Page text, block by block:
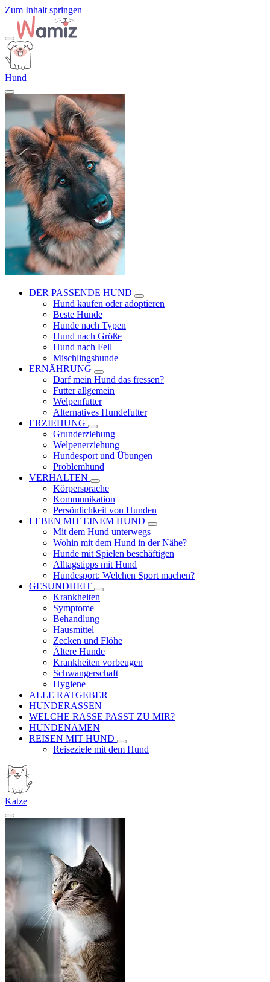
Zum Inhalt springen
Hund
DER PASSENDE HUND
Hund kaufen oder adoptieren
Beste Hunde
Hunde nach Typen
Hund nach Größe
Hund nach Fell
Mischlingshunde
ERNÄHRUNG
Darf mein Hund das fressen?
Futter allgemein
Welpenfutter
Alternatives Hundefutter
ERZIEHUNG
Grunderziehung
Welpenerziehung
Hundesport und Übungen
Problemhund
VERHALTEN
Körpersprache
Kommunikation
Persönlichkeit von Hunden
LEBEN MIT EINEM HUND
Mit dem Hund unterwegs
Wohin mit dem Hund in der Nähe?
Hunde mit Spielen beschäftigen
Alltagstipps mit Hund
Hundesport: Welchen Sport machen?
GESUNDHEIT
Krankheiten
Symptome
Behandlung
Hausmittel
Zecken und Flöhe
Ältere Hunde
Krankheiten vorbeugen
Schwangerschaft
Hygiene
ALLE RATGEBER
HUNDERASSEN
WELCHE RASSE PASST ZU MIR?
HUNDENAMEN
REISEN MIT HUND
Reiseziele mit dem Hund
Katze